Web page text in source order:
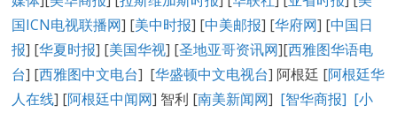
国ICN电视联播网] [美中时报] [中美邮报] [华府网] [中国日
报] [华夏时报] [美国华视] [圣地亚哥资讯网][西雅图华语电
台] [西雅图中文电台] [华盛顿中文电视台] 阿根廷 [阿根廷华
人在线] [阿根廷中闻网] 智利 [南美新闻网] [智华商报] [小